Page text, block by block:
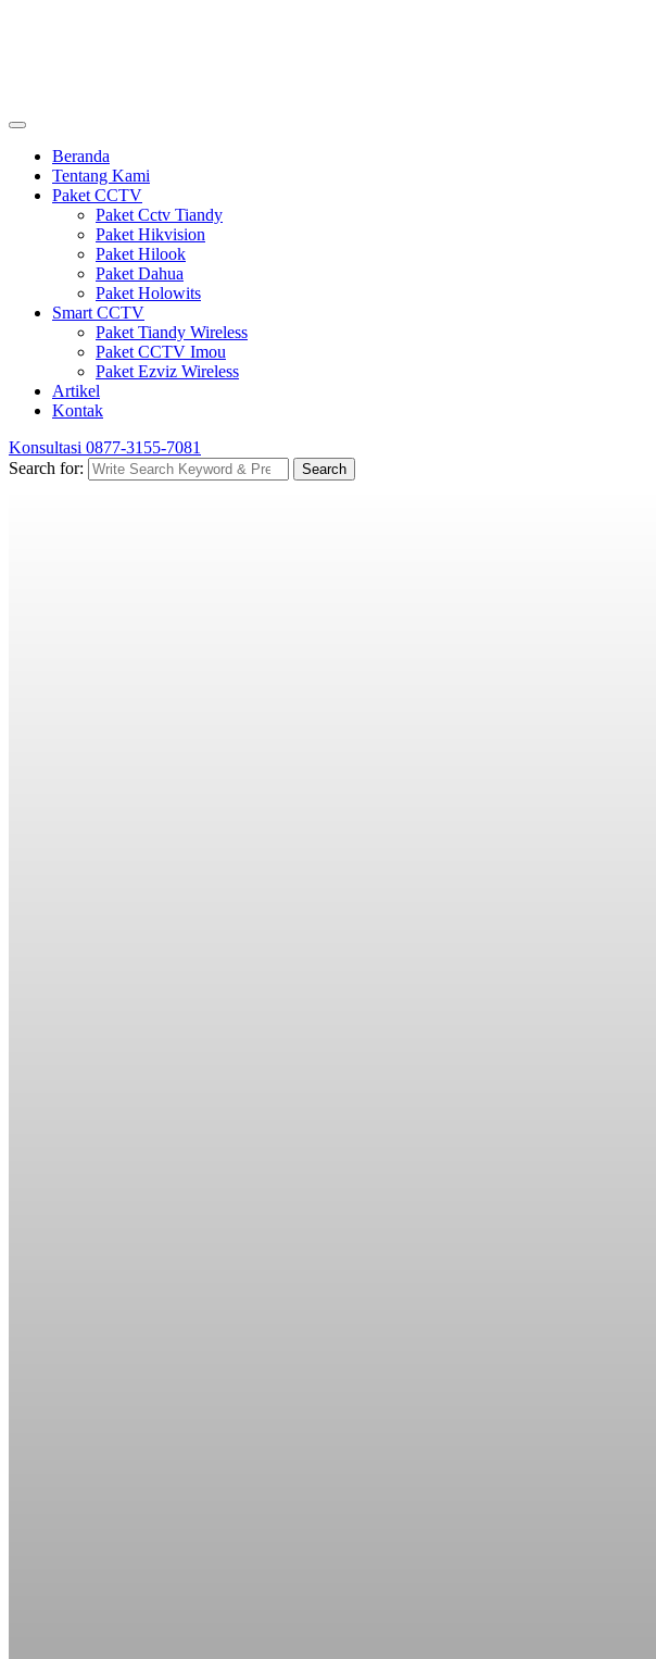
Beranda
Tentang Kami
Paket CCTV
Paket Cctv Tiandy
Paket Hikvision
Paket Hilook
Paket Dahua
Paket Holowits
Smart CCTV
Paket Tiandy Wireless
Paket CCTV Imou
Paket Ezviz Wireless
Artikel
Kontak
Konsultasi 0877-3155-7081
Search for:
Search